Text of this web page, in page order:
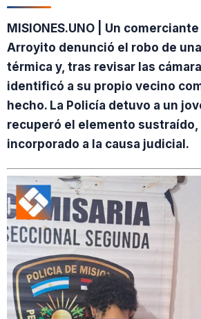
MISIONES.UNO | Un
Arroyito denunció el robo de
térmica y, tras revisar las
identificó a su propio vecino
hecho. La Policía detuvo a un
recuperó el elemento sustraído,
incorporado a la causa judicial.